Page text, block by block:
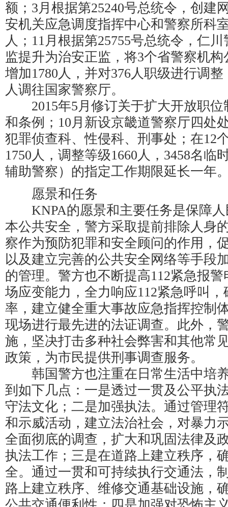
额；3月根据第25240号总统令，创建
安机关应急调度指挥中心和警察所科
人；11月根据第25755号总统令，仁
监提升为治安正监，将3个省警察机
增加1780人，并对376人职级进行调
人调往国家警察厅。
2015年5月修订关于扩大开放职位
和条例；10月新设京畿道警察厅四处
犯罪侦查科、性侵科、刑事处；在12
1750人，调整等级1660人，3458名临
辅助警察）的指定工作期限延长一年
愿景和任务
KNPA的愿景和主要任务是保障人
本公共安全，警方采取提前排除人身
察作为预防犯罪和安全顾问的作用，
以及建立完善的公共安全网络等手段
的管理。警方也不断提高112紧急报
场应变能力，全力响应112紧急呼叫
率，建立健全重大事故应急指挥控制
现场进行最先进的法证调查。此外，
施，坚决打击多种社会弊害和其他常
政策，为市民提供刑事调查服务。
韩国警方也注重在日常生活中培
到如下几点：一是透过一贯及公平执
守法文化；二是加强执法。通过管理
和示威活动，建立法治社会，对暴力
全面彻底的调查，扩大和巩固法律及
执法工作；三是在道路上建立秩序，
全。通过一贯和可持续执行交通法，
路上建立秩序、维修交通基础设施，